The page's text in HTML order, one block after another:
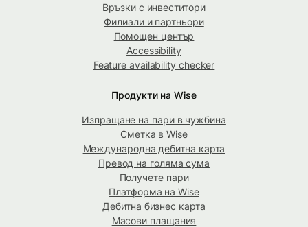
Връзки с инвеститори
Филиали и партньори
Помощен център
Accessibility
Feature availability checker
Продукти на Wise
Изпращане на пари в чужбина
Сметка в Wise
Международна дебитна карта
Превод на голяма сума
Получете пари
Платформа на Wise
Дебитна бизнес карта
Масови плащания